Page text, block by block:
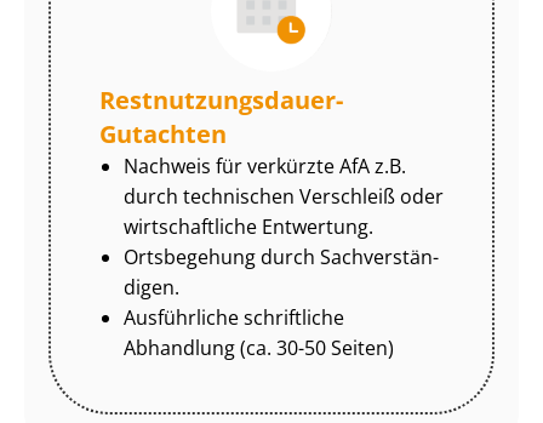
Rest­nut­zungs­dau­er-
Gutachten
Nachweis für verkürzte AfA z.B.
durch technischen Verschleiß oder
wirtschaftliche Entwertung.
Ortsbegehung durch Sach­ver­stän­
di­gen.
Ausführliche schriftliche
Abhandlung (ca. 30-50 Seiten)